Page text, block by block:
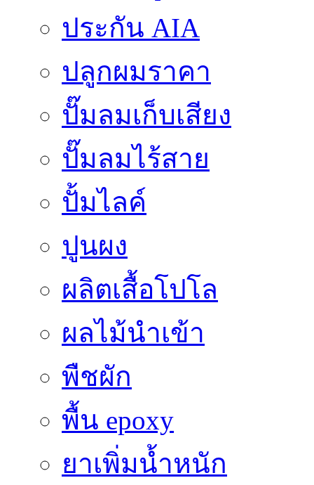
ประกัน AIA
ปลูกผมราคา
ปั๊มลมเก็บเสียง
ปั๊มลมไร้สาย
ปั้มไลค์
ปูนผง
ผลิตเสื้อโปโล
ผลไม้นำเข้า
พืชผัก
พื้น epoxy
ยาเพิ่มน้ำหนัก